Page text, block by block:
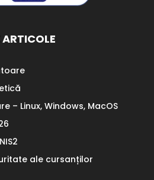
– Linux, Windows, MacOS
ale cursanților